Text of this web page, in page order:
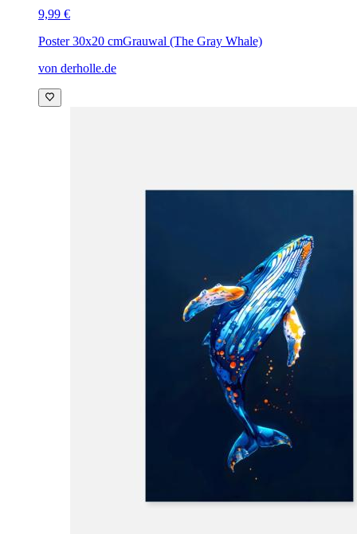
9,99 €
Poster 30x20 cmGrauwal (The Gray Whale)
von derholle.de